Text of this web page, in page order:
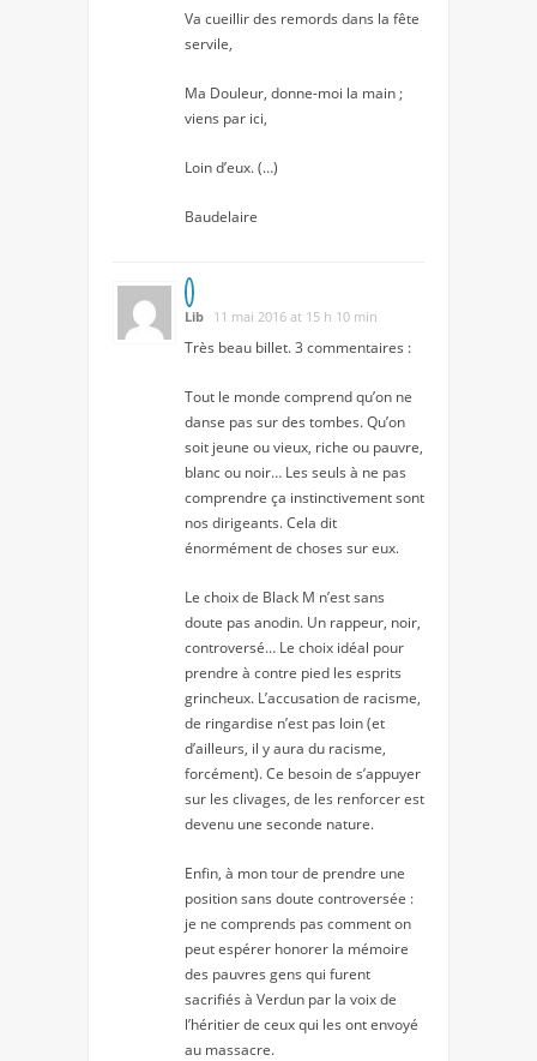
Va cueillir des remords dans la fête
servile,
Ma Douleur, donne-moi la main ;
viens par ici,
Loin d’eux. (…)
Baudelaire
Lib 11 mai 2016 at 15 h 10 min
Très beau billet. 3 commentaires :
Tout le monde comprend qu’on ne
danse pas sur des tombes. Qu’on
soit jeune ou vieux, riche ou pauvre,
blanc ou noir… Les seuls à ne pas
comprendre ça instinctivement sont
nos dirigeants. Cela dit
énormément de choses sur eux.
Le choix de Black M n’est sans
doute pas anodin. Un rappeur, noir,
controversé… Le choix idéal pour
prendre à contre pied les esprits
grincheux. L’accusation de racisme,
de ringardise n’est pas loin (et
d’ailleurs, il y aura du racisme,
forcément). Ce besoin de s’appuyer
sur les clivages, de les renforcer est
devenu une seconde nature.
Enfin, à mon tour de prendre une
position sans doute controversée :
je ne comprends pas comment on
peut espérer honorer la mémoire
des pauvres gens qui furent
sacrifiés à Verdun par la voix de
l’héritier de ceux qui les ont envoyé
au massacre.